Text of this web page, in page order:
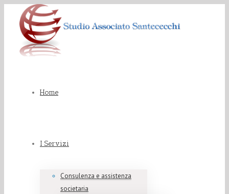
Home
I Servizi
Consulenza e assistenza
societaria